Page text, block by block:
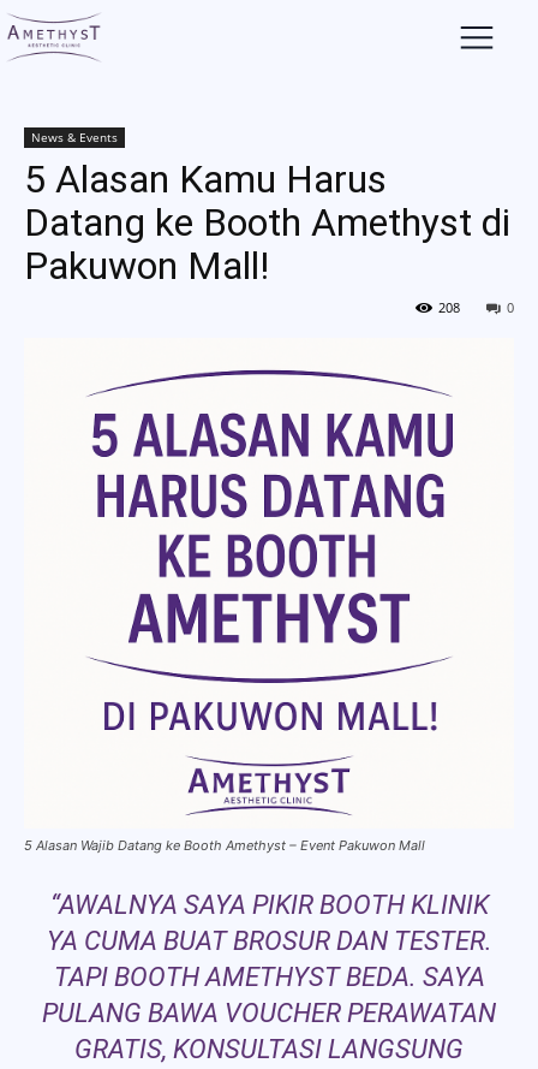
News & Events
5 Alasan Kamu Harus
Datang ke Booth Amethyst di
Pakuwon Mall!
0
208
5 Alasan Wajib Datang ke Booth Amethyst – Event Pakuwon Mall
“AWALNYA SAYA PIKIR BOOTH KLINIK
YA CUMA BUAT BROSUR DAN TESTER.
TAPI BOOTH AMETHYST BEDA. SAYA
PULANG BAWA VOUCHER PERAWATAN
GRATIS, KONSULTASI LANGSUNG